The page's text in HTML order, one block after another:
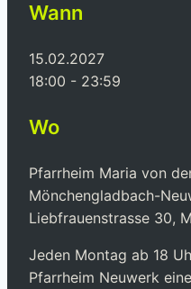
Wann
15.02.2027
18:00 - 23:59
Wo
Pfarrheim Maria von
Mönchengladbach-
Liebfrauenstrasse 30,
Jeden Montag ab 18
Pfarrheim Neuwerk